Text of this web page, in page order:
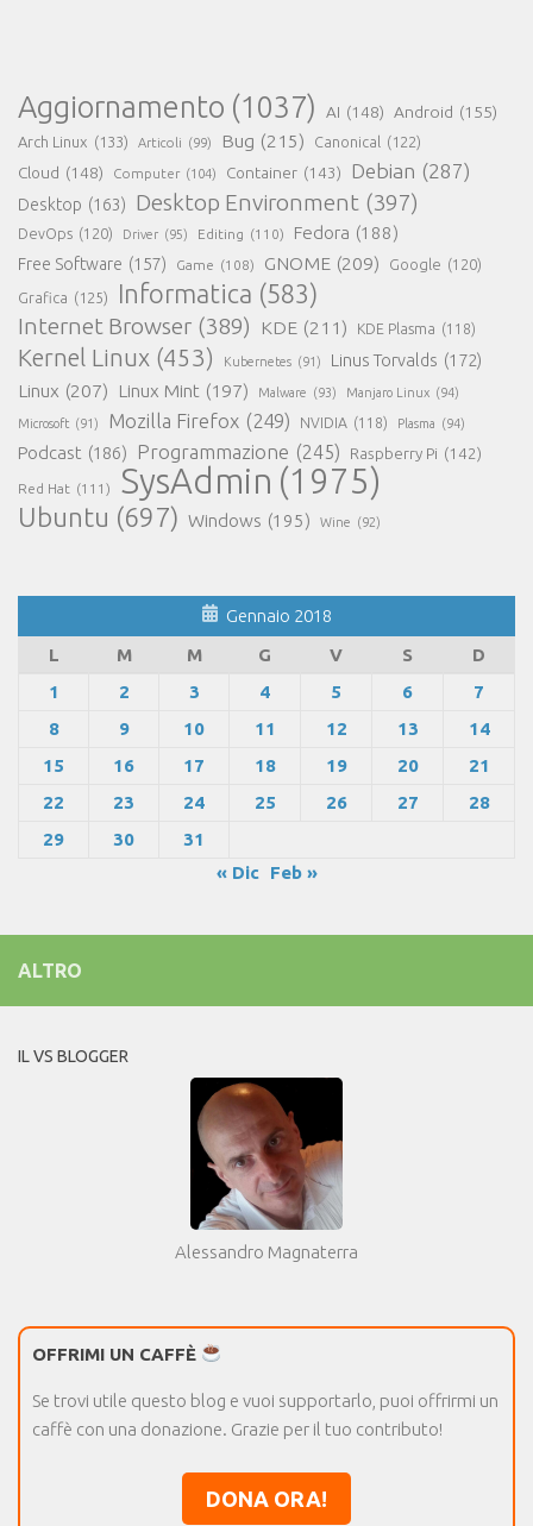
Aggiornamento (1037) AI (148) Android (155)
Arch Linux (133) Articoli (99) Bug (215) Canonical (122)
Cloud (148) Computer (104) Container (143) Debian (287)
Desktop (163) Desktop Environment (397)
DevOps (120) Driver (95) Editing (110) Fedora (188)
Free Software (157) Game (108) GNOME (209) Google (120)
Grafica (125) Informatica (583)
Internet Browser (389) KDE (211) KDE Plasma (118)
Kernel Linux (453) Kubernetes (91) Linus Torvalds (172)
Linux (207) Linux Mint (197) Malware (93) Manjaro Linux (94)
Microsoft (91) Mozilla Firefox (249) NVIDIA (118) Plasma (94)
Podcast (186) Programmazione (245) Raspberry Pi (142)
Red Hat (111) SysAdmin (1975)
Ubuntu (697) Windows (195) Wine (92)
Gennaio 2018
L
M M G V S
D
1
2 3 4 5 6
7
8
9 10 11 12 13
14
15
16 17 18 19 20
21
22
23 24 25 26 27
28
29
30
31
« Dic
Feb »
ALTRO
IL VS BLOGGER
Alessandro Magnaterra
OFFRIMI UN CAFFÈ
Se trovi utile questo blog e vuoi supportarlo, puoi offrirmi un
caffè con una donazione. Grazie per il tuo contributo!
DONA ORA!